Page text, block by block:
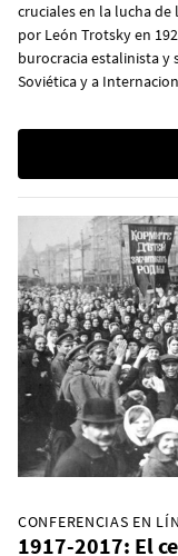
cruciales en la lucha
por León Trotsky en
burocracia estalinista y
Soviética y a
CONFERENCIAS EN
1917-2017: El